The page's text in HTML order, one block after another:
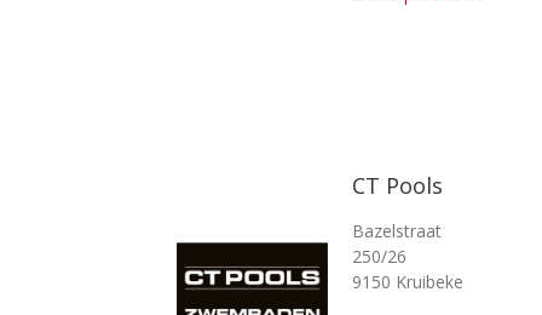
CT Pools
Bazelstraat
250/26
9150 Kruibeke